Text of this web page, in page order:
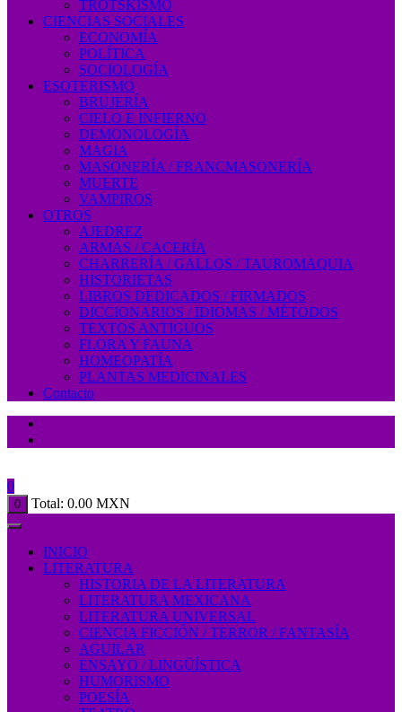
TROTSKISMO
CIENCIAS SOCIALES
ECONOMÍA
POLÍTICA
SOCIOLOGÍA
ESOTERISMO
BRUJERÍA
CIELO E INFIERNO
DEMONOLOGÍA
MAGIA
MASONERÍA / FRANCMASONERÍA
MUERTE
VAMPIROS
OTROS
AJEDREZ
ARMAS / CACERÍA
CHARRERÍA / GALLOS / TAUROMAQUIA
HISTORIETAS
LIBROS DEDICADOS / FIRMADOS
DICCIONARIOS / IDIOMAS / MÉTODOS
TEXTOS ANTIGUOS
FLORA Y FAUNA
HOMEOPATÍA
PLANTAS MEDICINALES
Contacto
0
0 Total: 0.00 MXN
INICIO
LITERATURA
HISTORIA DE LA LITERATURA
LITERATURA MEXICANA
LITERATURA UNIVERSAL
CIENCIA FICCIÓN / TERROR / FANTASÍA
AGUILAR
ENSAYO / LINGÜÍSTICA
HUMORISMO
POESÍA